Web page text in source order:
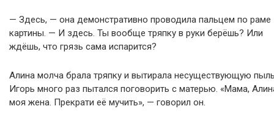
— Здесь, — она демонстративно проводила пальцем по раме
картины. — И здесь. Ты вообще тряпку в руки берёшь? Или
ждёшь, что грязь сама испарится?
Алина молча брала тряпку и вытирала несуществующую
Игорь много раз пытался поговорить с матерью. «Мама,
моя жена. Прекрати её мучить», — говорил он.